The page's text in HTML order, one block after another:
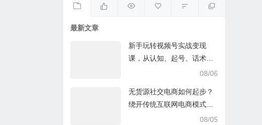
最新文章
新手玩转视频号实战变现
课，从认知、起号、话术、
选品、开播到投放的全链路
08/06
无货源社交电商如何起步？
绕开传统互联网电商模式撒
豆成兵，实现跨平台交易实
08/05